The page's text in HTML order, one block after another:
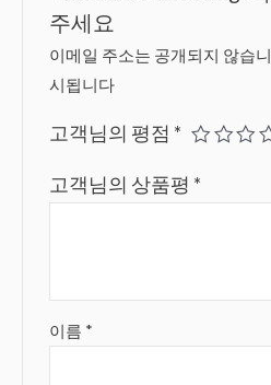
주세요
이메일 주소는 공개되지 않습
시됩니다
고객님의 평점 *
고객님의 상품평 *
이름 *